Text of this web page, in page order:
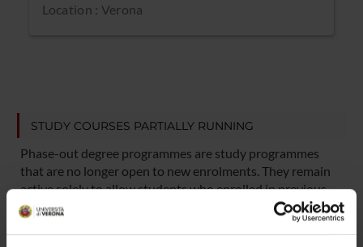
Location : Verona
STUDY COURSES PARTIALLY RUNNING
Phase-out degree programmes are study programmes
that are no longer open to new enrolments. They remain
active solely to allow students who enrolled in previous
academic years to complete their course of study. These
programmes will be subsequently discontinued.